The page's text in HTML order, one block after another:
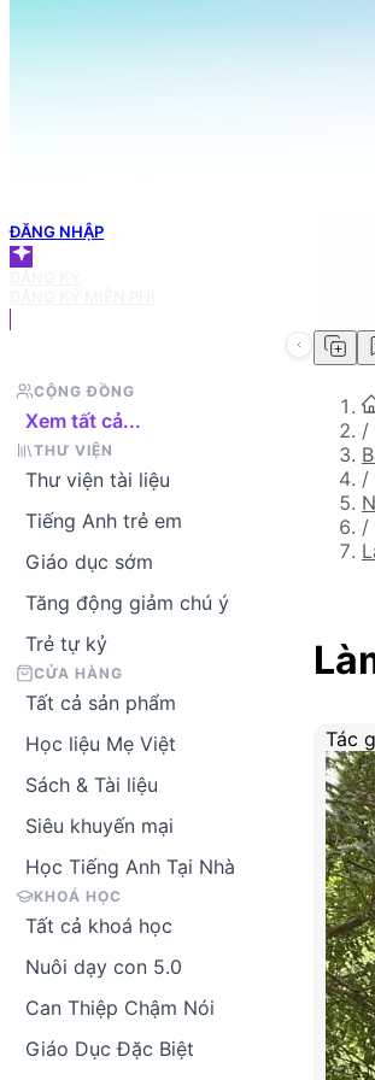
ĐĂNG NHẬP
CỘNG ĐỒNG
Xem tất cả...
THƯ VIỆN
Thư viện tài liệu
Tiếng Anh trẻ em
Giáo dục sớm
Tăng động giảm chú ý
Trẻ tự kỷ
CỬA HÀNG
Tất cả sản phẩm
Học liệu Mẹ Việt
Sách & Tài liệu
Siêu khuyến mại
Học Tiếng Anh Tại Nhà
KHOÁ HỌC
Tất cả khoá học
Nuôi dạy con 5.0
Can Thiệp Chậm Nói
Giáo Dục Đặc Biệt
/
/
/
Tác